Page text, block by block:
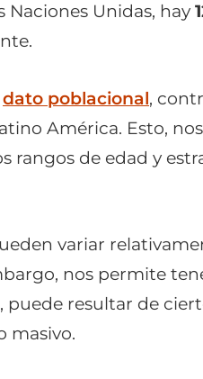
Naciones Unidas, hay
dato poblacional,
América. Esto,
rangos de edad y
variar
nos permite
resultar de
masivo.